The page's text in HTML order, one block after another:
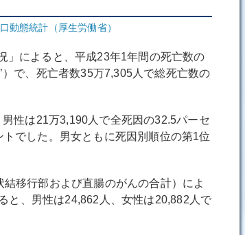
動態統計（厚生労働省）
によると、平成23年1年間の死亡数の
）で、死亡者数35万7,305人で総死亡数の
性は21万3,190人で全死因の32.5パーセ
でした。男女ともに死因別順位の第1位
移行部および直腸のがんの合計）によ
と、男性は24,862人、女性は20,882人で